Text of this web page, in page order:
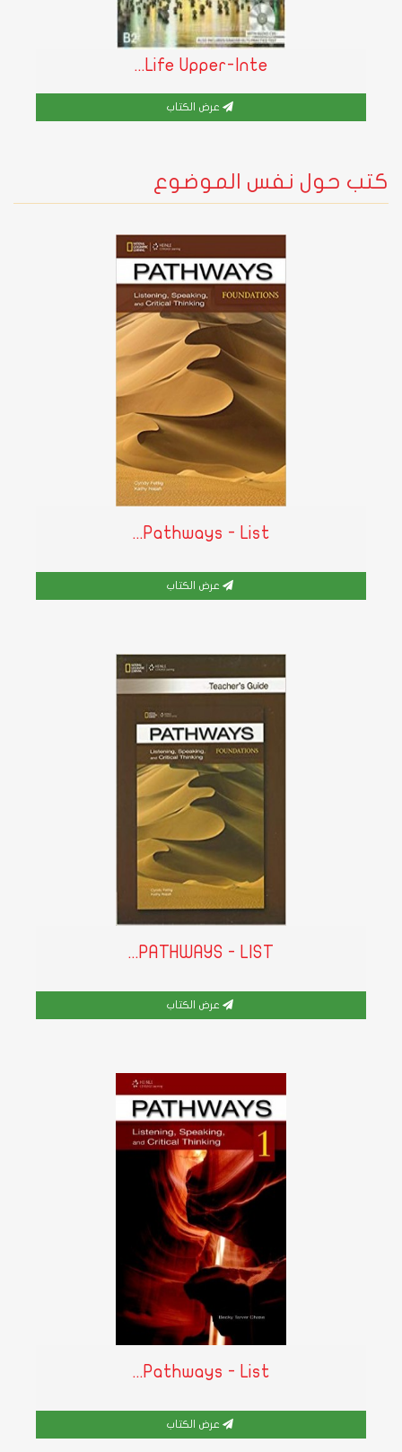
Life Upper-Inte...
عرض الكتاب
كتب حول نفس الموضوع
Pathways - List...
عرض الكتاب
PATHWAYS - LIST...
عرض الكتاب
Pathways - List...
عرض الكتاب